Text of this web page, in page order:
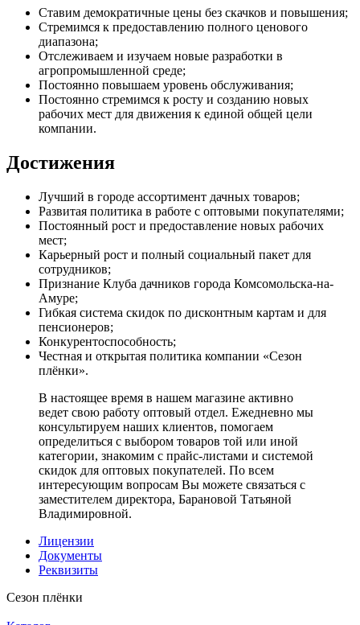
Ставим демократичные цены без скачков и повышения;
Стремимся к предоставлению полного ценового
диапазона;
Отслеживаем и изучаем новые разработки в
агропромышленной среде;
Постоянно повышаем уровень обслуживания;
Постоянно стремимся к росту и созданию новых
рабочих мест для движения к единой общей цели
компании.
Достижения
Лучший в городе ассортимент дачных товаров;
Развитая политика в работе с оптовыми покупателями;
Постоянный рост и предоставление новых рабочих
мест;
Карьерный рост и полный социальный пакет для
сотрудников;
Признание Клуба дачников города Комсомольска-на-
Амуре;
Гибкая система скидок по дисконтным картам и для
пенсионеров;
Конкурентоспособность;
Честная и открытая политика компании «Сезон
плёнки».
В настоящее время в нашем магазине активно
ведет свою работу оптовый отдел. Ежедневно мы
консультируем наших клиентов, помогаем
определиться с выбором товаров той или иной
категории, знакомим с прайс-листами и системой
скидок для оптовых покупателей. По всем
интересующим вопросам Вы можете связаться с
заместителем директора, Барановой Татьяной
Владимировной.
Лицензии
Документы
Реквизиты
Сезон плёнки